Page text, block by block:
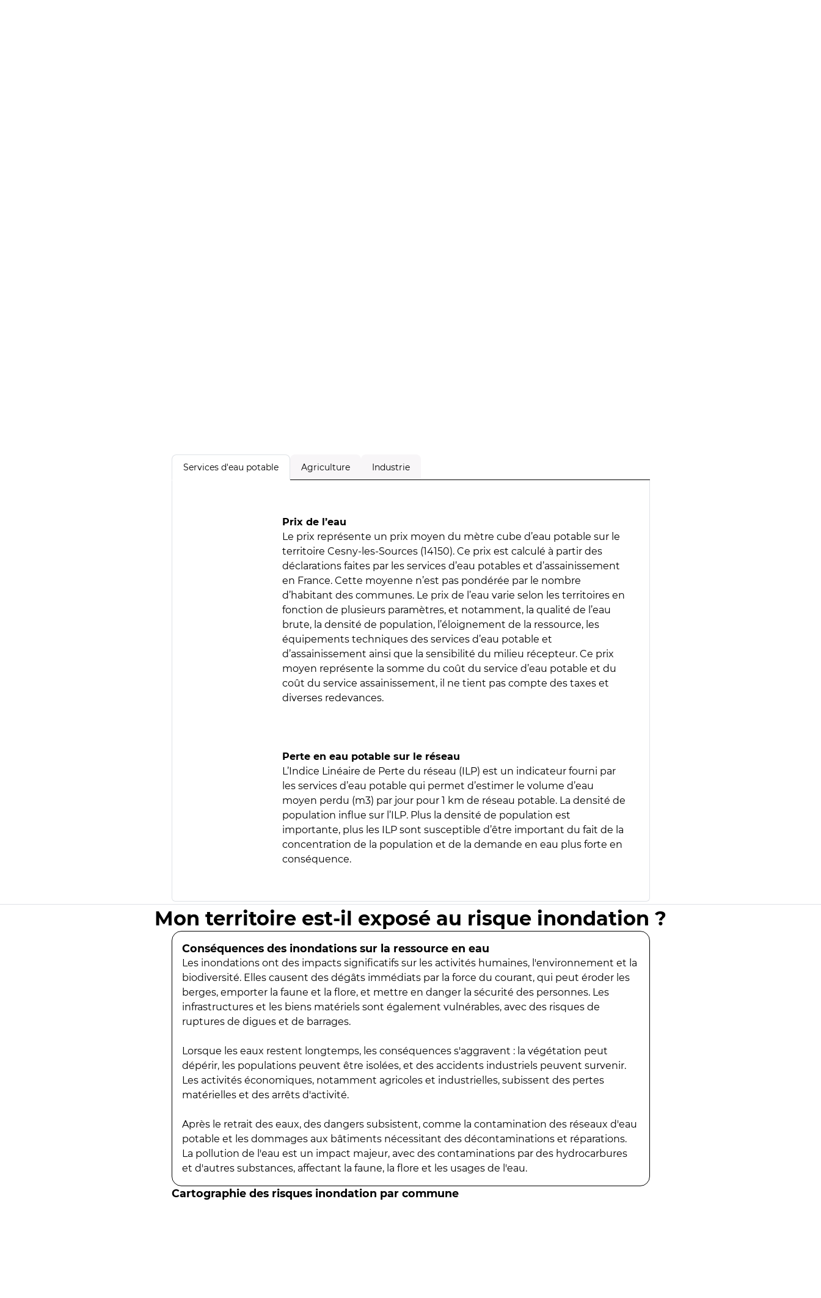
Services d'eau potable Agriculture Industrie
Prix de l’eau
Le prix représente un prix moyen du mètre cube d’eau potable sur le
territoire Cesny-les-Sources (14150). Ce prix est calculé à partir des
déclarations faites par les services d’eau potables et d’assainissement
en France. Cette moyenne n’est pas pondérée par le nombre
d’habitant des communes. Le prix de l’eau varie selon les territoires en
fonction de plusieurs paramètres, et notamment, la qualité de l’eau
brute, la densité de population, l’éloignement de la ressource, les
équipements techniques des services d’eau potable et
d’assainissement ainsi que la sensibilité du milieu récepteur. Ce prix
moyen représente la somme du coût du service d’eau potable et du
coût du service assainissement, il ne tient pas compte des taxes et
diverses redevances.
Perte en eau potable sur le réseau
L’Indice Linéaire de Perte du réseau (ILP) est un indicateur fourni par
les services d’eau potable qui permet d’estimer le volume d’eau
moyen perdu (m3) par jour pour 1 km de réseau potable. La densité de
population influe sur l’ILP. Plus la densité de population est
importante, plus les ILP sont susceptible d’être important du fait de la
concentration de la population et de la demande en eau plus forte en
conséquence.
Mon territoire est-il exposé au risque inondation ?
Conséquences des inondations sur la ressource en eau
Les inondations ont des impacts significatifs sur les activités humaines, l'environnement et la
biodiversité. Elles causent des dégâts immédiats par la force du courant, qui peut éroder les
berges, emporter la faune et la flore, et mettre en danger la sécurité des personnes. Les
infrastructures et les biens matériels sont également vulnérables, avec des risques de
ruptures de digues et de barrages.
Lorsque les eaux restent longtemps, les conséquences s'aggravent : la végétation peut
dépérir, les populations peuvent être isolées, et des accidents industriels peuvent survenir.
Les activités économiques, notamment agricoles et industrielles, subissent des pertes
matérielles et des arrêts d'activité.
Après le retrait des eaux, des dangers subsistent, comme la contamination des réseaux d'eau
potable et les dommages aux bâtiments nécessitant des décontaminations et réparations.
La pollution de l'eau est un impact majeur, avec des contaminations par des hydrocarbures
et d'autres substances, affectant la faune, la flore et les usages de l'eau.
Cartographie des risques inondation par commune